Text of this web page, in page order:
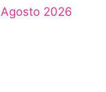
Agosto 2026